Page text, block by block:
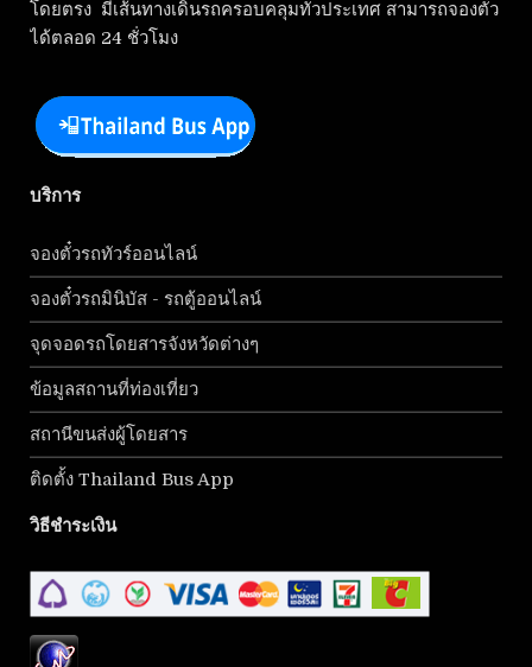
โดยตรง มีเส้นทางเดินรถครอบคลุมทั่วประเทศ สามารถจองตั๋ว
ได้ตลอด 24 ชั่วโมง
บริการ
จองตั๋วรถทัวร์ออนไลน์
จองตั๋วรถมินิบัส - รถตู้ออนไลน์
จุดจอดรถโดยสารจังหวัดต่างๆ
ข้อมูลสถานที่ท่องเที่ยว
สถานีขนส่งผู้โดยสาร
ติดตั้ง Thailand Bus App
วิธีชำระเงิน